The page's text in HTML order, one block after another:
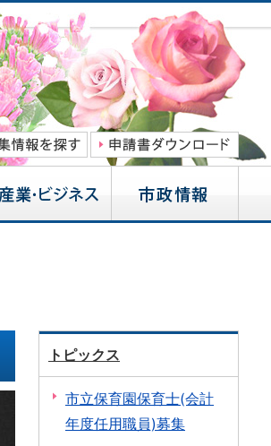
トピックス
市立保育園保育士(会計
年度任用職員)募集